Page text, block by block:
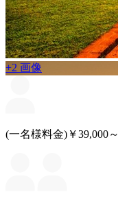
+2 画像
(一名様料金)￥39,000～